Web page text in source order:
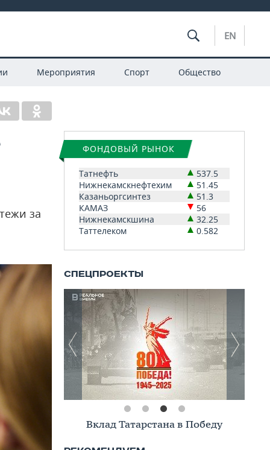
EN
Мероприятия Спорт Общество
за
ФОНДОВЫЙ РЫНОК
Татнефть
537.5
Нижнекамскнефтехим
51.45
Казаньоргсинтез
51.3
КАМАЗ
56
Нижнекамскшина
32.25
Таттелеком
0.582
Вклад Татарстана в Победу